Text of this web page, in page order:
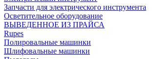
Запчасти для электрического инструмента
Осветительное оборудование
ВЫВЕДЕННОЕ ИЗ ПРАЙСА
Rupes
Полировальные машинки
Шлифовальные машинки